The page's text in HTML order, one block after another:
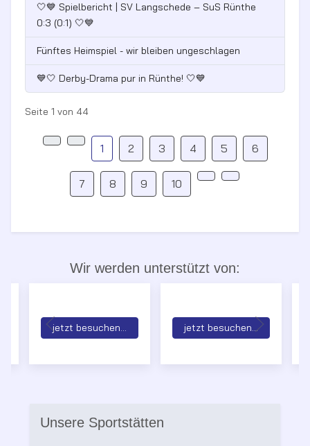
🤍💙 Spielbericht | SV Langschede – SuS Rünthe
0:3 (0:1) 🤍💙
Fünftes Heimspiel - wir bleiben ungeschlagen
💙🤍 Derby-Drama pur in Rünthe! 🤍💙
Seite 1 von 44
1 2 3 4 5 6
7 8 9 10
Wir werden unterstützt von:
jetzt besuchen... jetzt besuchen...
Unsere Sportstätten